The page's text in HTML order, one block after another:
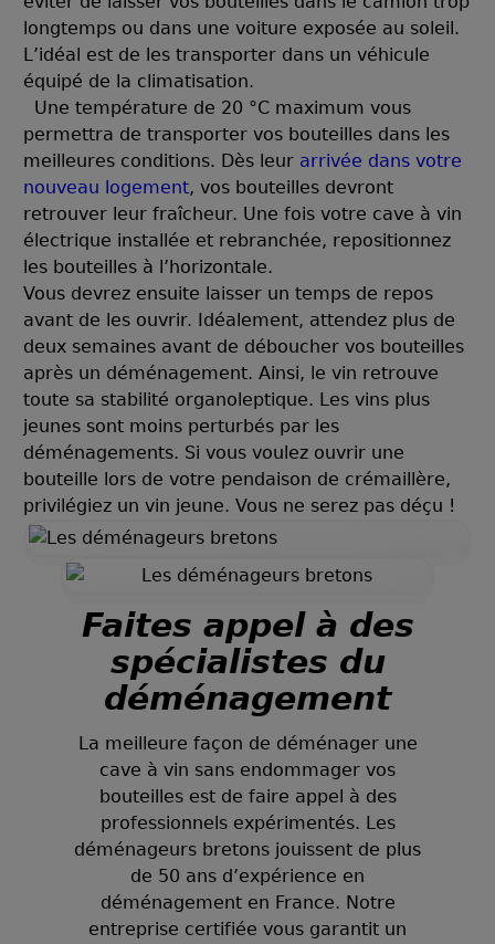
longtemps ou dans une voiture exposée au soleil.
L’idéal est de les transporter dans un véhicule
équipé de la climatisation.
Une température de 20 °C maximum vous
permettra de transporter vos bouteilles dans les
meilleures conditions. Dès leur arrivée dans votre
nouveau logement, vos bouteilles devront
retrouver leur fraîcheur. Une fois votre cave à vin
électrique installée et rebranchée, repositionnez
les bouteilles à l’horizontale.
Vous devrez ensuite laisser un temps de repos
avant de les ouvrir. Idéalement, attendez plus de
deux semaines avant de déboucher vos bouteilles
après un déménagement. Ainsi, le vin retrouve
toute sa stabilité organoleptique. Les vins plus
jeunes sont moins perturbés par les
déménagements. Si vous voulez ouvrir une
bouteille lors de votre pendaison de crémaillère,
privilégiez un vin jeune. Vous ne serez pas déçu !
Faites appel à des
spécialistes du
déménagement
La meilleure façon de déménager une
cave à vin sans endommager vos
bouteilles est de faire appel à des
professionnels expérimentés. Les
déménageurs bretons jouissent de plus
de 50 ans d’expérience en
déménagement en France. Notre
entreprise certifiée vous garantit un